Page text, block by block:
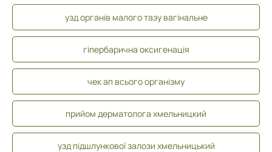
узд органів малого тазу вагінальне
гіпербарична оксигенація
чек ап всього організму
прийом дерматолога хмельницкий
узд підшлункової залози хмельницький